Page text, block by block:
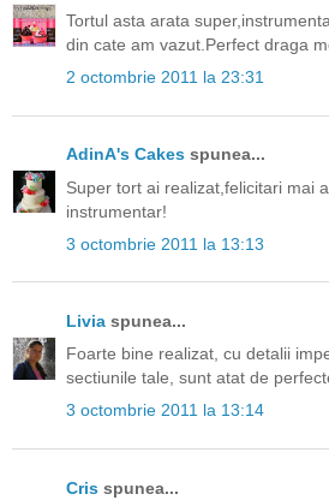
Tortul asta arata
din cate am vazut.Perfect draga
2 octombrie 2011 la 23:31
AdinA's Cakes spunea...
Super tort ai realizat,felicitari mai
instrumentar!
3 octombrie 2011 la 13:13
Livia spunea...
Foarte bine realizat, cu detalii
sectiunile tale, sunt atat de
3 octombrie 2011 la 13:14
Cris spunea...